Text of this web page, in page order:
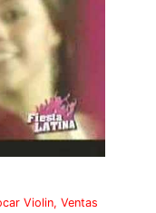
Violin,Ventas